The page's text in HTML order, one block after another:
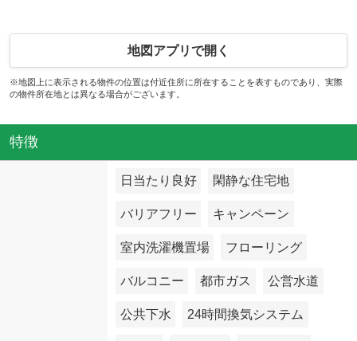
地図アプリで開く
※地図上に表示される物件の位置は付近住所に所在することを表すものであり、実際
の物件所在地とは異なる場合がございます。
特徴
日当たり良好 閑静な住宅地
バリアフリー キャンペーン
室内洗濯機置場 フローリング
バルコニー 都市ガス 公営水道
公共下水 24時間換気システム